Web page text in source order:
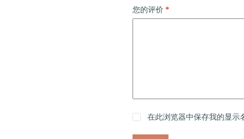
您的评价 *
在此浏览器中保存我的显示